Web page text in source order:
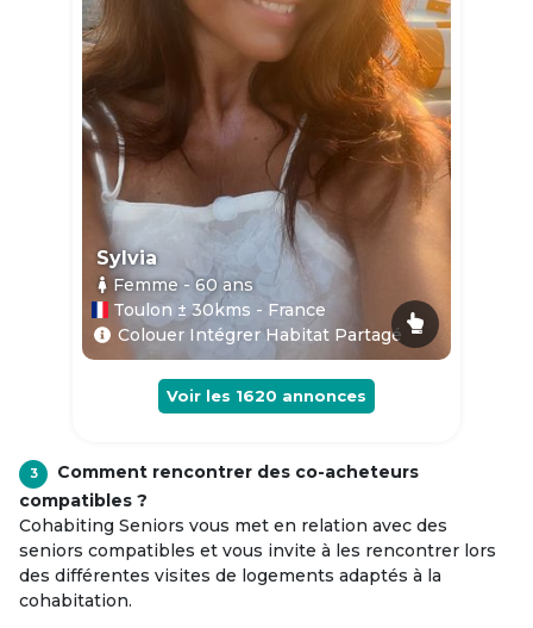
Sylvia
Femme - 60ans
Toulon ± 30kms - France
Colouer Intégrer Habitat Partagé
Voir les 1620 annonces
3
Comment rencontrer des co-acheteurs
compatibles ?
Cohabiting Seniors vous met en relation avec des
seniors compatibles et vous invite à les rencontrer lors
des différentes visites de logements adaptés à la
cohabitation.